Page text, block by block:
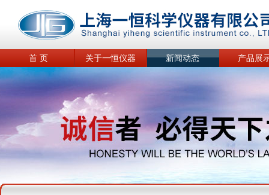
首 页 关于一恒仪器 新闻动态 产品展